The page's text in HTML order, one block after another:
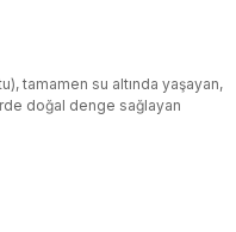
tamamen su altında yaşayan,
doğal denge sağlayan